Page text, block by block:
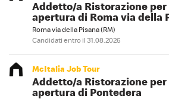
Addetto/a Ristorazione per
apertura di Roma via della
Roma via della Pisana (RM)
Candidati entro il 31.08.2026
McItalia Job Tour
Addetto/a Ristorazione per
apertura di Pontedera